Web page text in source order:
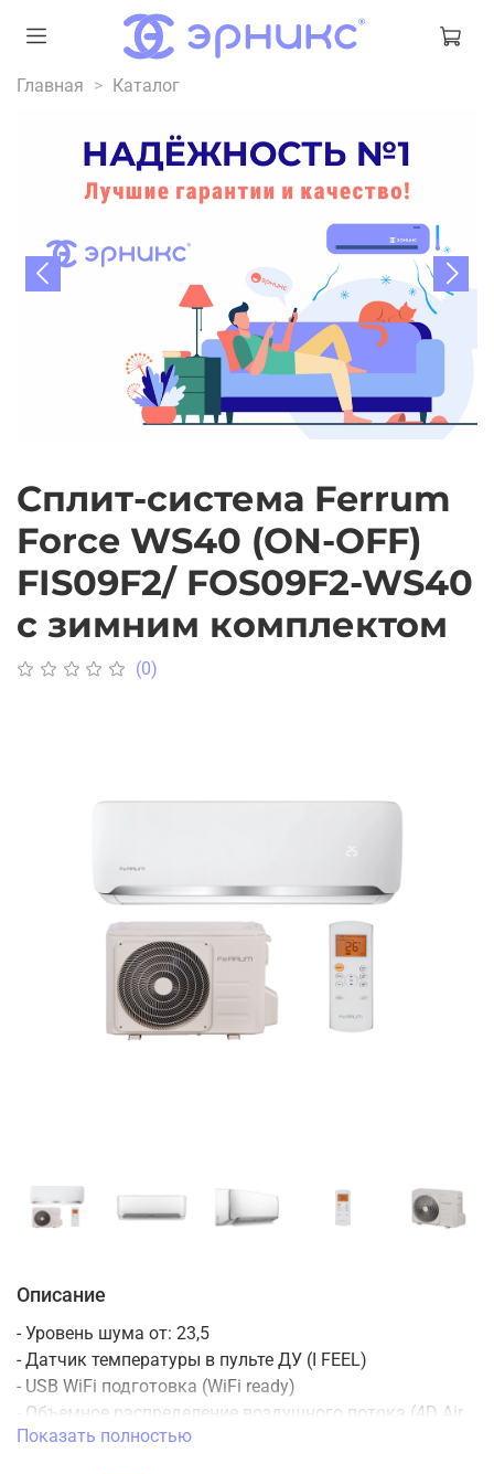
Главная Каталог
Cплит-система Ferrum
Force WS40 (ON-OFF)
FIS09F2/ FOS09F2-WS40
с зимним комплектом
(0)
Описание
- Уровень шума от: 23,5
- Датчик температуры в пульте ДУ (I FEEL)
- USB WiFi подготовка (WiFi ready)
- Объемное распределение воздушного потока (4D Air
Flow)
Показать полностью